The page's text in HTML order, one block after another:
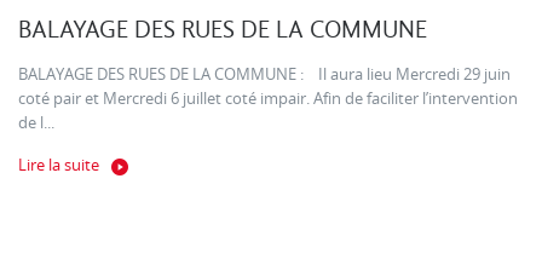
BALAYAGE DES RUES DE LA COMMUNE
BALAYAGE DES RUES DE LA COMMUNE : Il aura lieu Mercredi 29 juin
coté pair et Mercredi 6 juillet coté impair. Afin de faciliter l’intervention
de l...
Lire la suite